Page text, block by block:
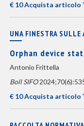
€ 10 Acquista articolo
UNA FINESTRA SULLE
Orphan device
Antonio Frittella
Boll SIFO
€ 10 Acquista articolo